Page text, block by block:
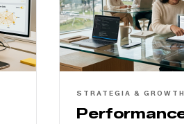
STRATEGIA & GROWTH